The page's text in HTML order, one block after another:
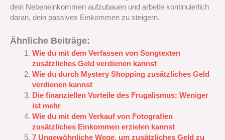
dein Nebeneinkommen aufzubauen und arbeite kontinuierlich
daran, dein passives Einkommen zu steigern.
Ähnliche Beiträge:
Wie du mit dem Verfassen von Songtexten
zusätzliches Geld verdienen kannst
Wie du durch Mystery Shopping zusätzliches Geld
verdienen kannst
Die finanziellen Vorteile des Frugalismus: Weniger
ist mehr
Wie du mit dem Verkauf von Fotografien
zusätzliches Einkommen erzielen kannst
7 Ungewöhnliche Wege, um zusätzliches Geld zu